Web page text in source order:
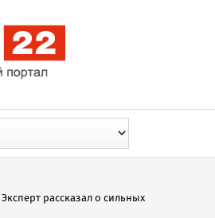
Эксперт рассказал о сильных